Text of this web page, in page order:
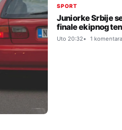
SPORT
Juniorke Srbije
finale ekipnog
Uto 20:32 1 komentara